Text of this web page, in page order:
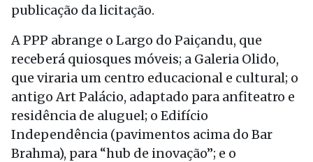
publicação da licitação.
A PPP abrange o Largo do Paiçandu, que
receberá quiosques móveis; a Galeria Olido,
que viraria um centro educacional e cultural; o
antigo Art Palácio, adaptado para anfiteatro e
residência de aluguel; o Edifício
Independência (pavimentos acima do Bar
Brahma), para “hub de inovação”; e o